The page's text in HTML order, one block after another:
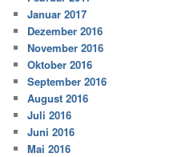
Januar 2017
Dezember 2016
November 2016
Oktober 2016
September 2016
August 2016
Juli 2016
Juni 2016
Mai 2016